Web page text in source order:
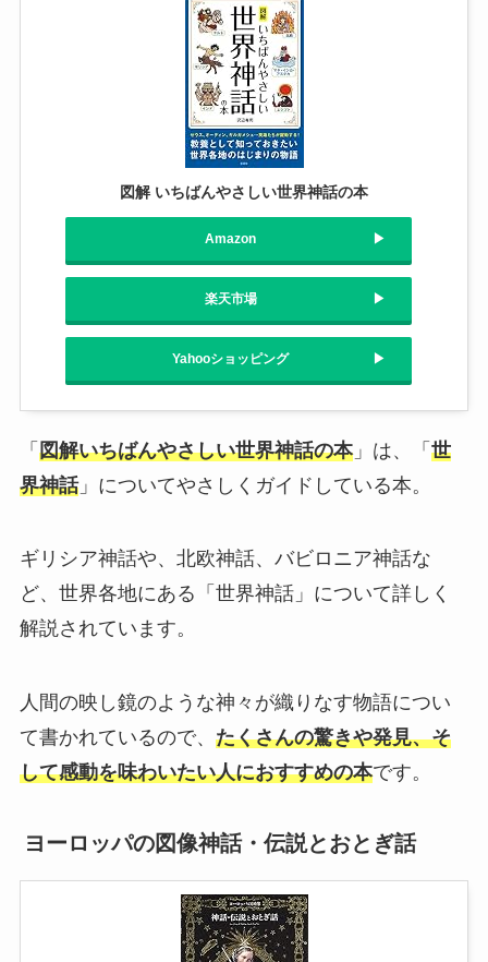
図解 いちばんやさしい世界神話の本
Amazon
楽天市場
Yahooショッピング
「 図解いちばんやさしい世界神話の本」は、「 世
界神話」についてやさしくガイドしている本。
ギリシア神話や、北欧神話、バビロニア神話な
ど、世界各地にある「世界神話」について詳しく
解説されています。
人間の映し鏡のような神々が織りなす物語につい
て書かれているので、 たくさんの驚きや発見、そ
して感動を味わいたい人におすすめの本です。
ヨーロッパの図像神話・伝説とおとぎ話